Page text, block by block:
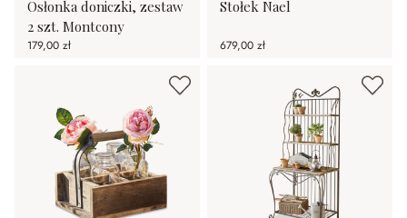
Osłonka doniczki, zestaw
2 szt. Montcony
179,00 zł
Stołek Nael
679,00 zł